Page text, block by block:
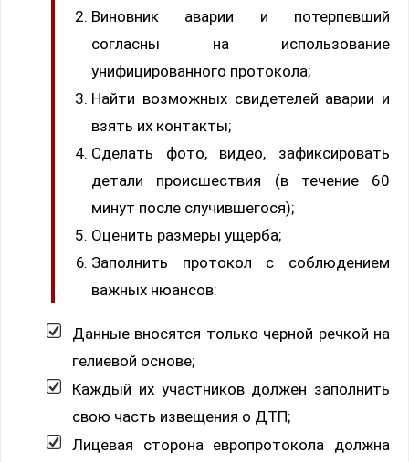
Виновник аварии и потерпевший
согласны на использование
унифицированного протокола;
Найти возможных свидетелей аварии и
взять их контакты;
Сделать фото, видео, зафиксировать
детали происшествия (в течение 60
минут после случившегося);
Оценить размеры ущерба;
Заполнить протокол с соблюдением
важных нюансов:
Данные вносятся только черной речкой на
гелиевой основе;
Каждый их участников должен заполнить
свою часть извещения о ДТП;
Лицевая сторона европротокола должна